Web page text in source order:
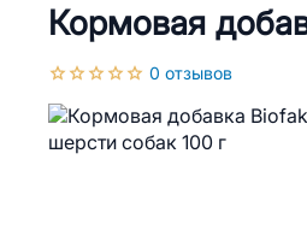
Кормовая
0 отзывов